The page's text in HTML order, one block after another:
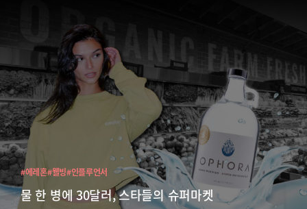
물 한 병에 30달러, 스타들의 슈퍼마켓
#에레혼#웰빙#인플루언서